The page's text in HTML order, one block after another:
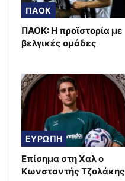
ΠΑΟΚ
ΠΑΟΚ: Η προϊστορία με
βελγικές ομάδες
ΕΥΡΩΠΗ
Επίσημα στη Χαλ ο
Κωνσταντής Τζολάκης